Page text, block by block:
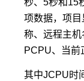
秒、5秒和15
项数据，项
称、远程主机
PCPU、当前
其中JCPU时